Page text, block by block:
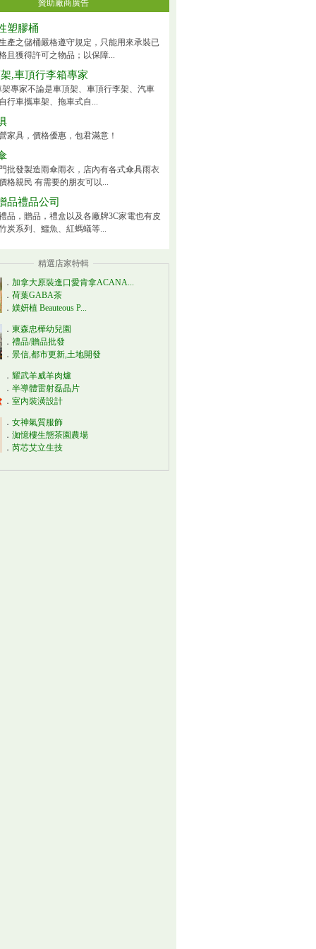
贊助廠商廣告
塑膠桶
產之儲桶嚴格遵守規定，只能用來承裝已
且獲得許可之物品；以保障...
,車頂行李箱專家
架專家不論是車頂架、車頂行李架、汽車
行車攜車架、拖車式自...
家具，價格優惠，包君滿意！
批發製造雨傘雨衣，店內有各式傘具雨衣
格親民 有需要的朋友可以...
品禮品公司
品，贈品，禮盒以及各廠牌3C家電也有皮
炭系列、鱷魚、紅螞蟻等...
精選店家特輯
． 加拿大原裝進口愛肯拿ACANA...
． 荷葉GABA茶
． 媄妍植 Beauteous P...
． 東森忠樺幼兒園
． 禮品/贈品批發
． 景信,都市更新,土地開發
． 耀武羊威羊肉爐
． 半導體雷射磊晶片
． 室內裝潢設計
． 女神氣質服飾
． 洳憶樓生態茶園農場
． 芮芯艾立生技